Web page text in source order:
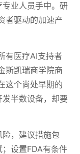
业人员手中。研
者驱动的加速产
有医疗AI支持者
斯凯瑞商学院商
这个尚处早期的
半数设备，却要
，建议措施包
设置FDA有条件